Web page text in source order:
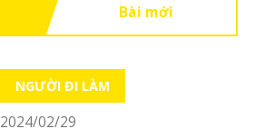
Bài mới
NGƯỜI ĐI LÀM
2024/02/29